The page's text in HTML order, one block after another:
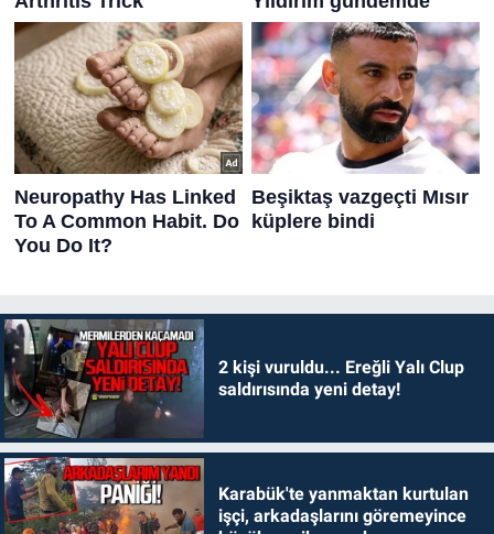
2 kişi vuruldu... Ereğli Yalı Clup
saldırısında yeni detay!
Karabük'te yanmaktan kurtulan
işçi, arkadaşlarını göremeyince